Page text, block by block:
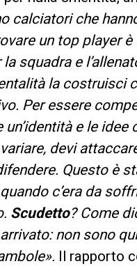
calciatori che
un top player è
squadra e
la costruisci
Per essere
e le idee
devi
Questo è
c’era da
Scudetto? Come
non sono
Il rapporto